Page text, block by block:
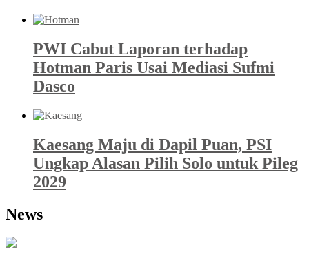
PWI Cabut Laporan terhadap
Hotman Paris Usai Mediasi Sufmi
Dasco
Kaesang Maju di Dapil Puan, PSI
Ungkap Alasan Pilih Solo untuk Pileg
2029
News